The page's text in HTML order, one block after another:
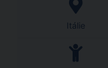
Itálie